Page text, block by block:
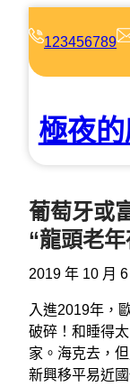
123456789
極夜
葡萄牙或
“龍頭老年
2019 年 10 月 6
入進2019年，
破碎！和睡得
家。海克去，
新興移平易近